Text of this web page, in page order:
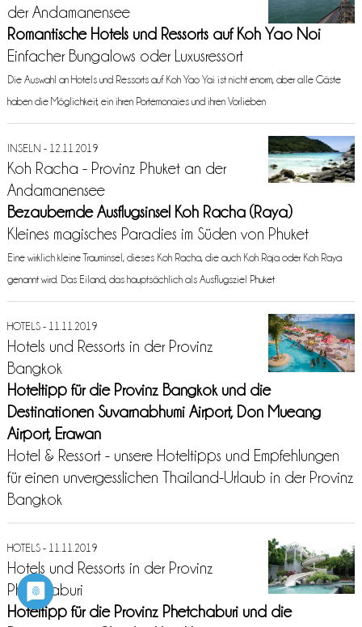
der Andamanensee
Romantische Hotels und Ressorts auf Koh Yao Noi
Einfacher Bungalows oder Luxusressort
Die Auswahl an Hotels und Ressorts auf Koh Yao Yai ist nicht enorm, aber alle Gäste
haben die Möglichkeit, ein ihren Portemonaies und ihren Vorlieben
INSELN - 12.11.2019
Koh Racha - Provinz Phuket an der
Andamanensee
Bezaubernde Ausflugsinsel Koh Racha (Raya)
Kleines magisches Paradies im Süden von Phuket
Eine wirklich kleine Trauminsel, dieses Koh Racha, die auch Koh Raja oder Koh Raya
genannt wird. Das Eiland, das hauptsächlich als Ausflugsziel Phuket
HOTELS - 11.11.2019
Hotels und Ressorts in der Provinz
Bangkok
Hoteltipp für die Provinz Bangkok und die
Destinationen Suvarnabhumi Airport, Don Mueang
Airport, Erawan
Hotel & Ressort - unsere Hoteltipps und Empfehlungen
für einen unvergesslichen Thailand-Urlaub in der Provinz
Bangkok
HOTELS - 11.11.2019
Hotels und Ressorts in der Provinz
Phetchaburi
Hoteltipp für die Provinz Phetchaburi und die